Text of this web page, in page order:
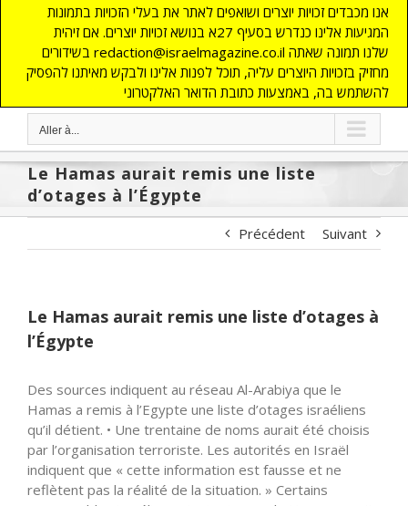
אנו מכבדים זכויות יוצרים ושואפים לאתר את בעלי הזכויות בתמונות
המגיעות אלינו כנדרש בסעיף 27א בנושא זכויות יוצרים. אם זיהית
בשידורים redaction@israelmagazine.co.il שלנו תמונה שאתה
מחזיק בזכויות היוצרים עליה, תוכל לפנות אלינו ולבקש מאיתנו להפסיק
להשתמש בה, באמצעות כתובת הדואר האלקטרוני
Aller à...
Le Hamas aurait remis une liste
d’otages à l’Égypte
Précédent Suivant
Le Hamas aurait remis une liste d’otages à
l’Égypte
Des sources indiquent au réseau Al-Arabiya que le
Hamas a remis à l’Egypte une liste d’otages israéliens
qu’il détient. • Une trentaine de noms aurait été choisis
par l’organisation terroriste. Les autorités en Israël
indiquent que « cette information est fausse et ne
reflètent pas la réalité de la situation. » Certains